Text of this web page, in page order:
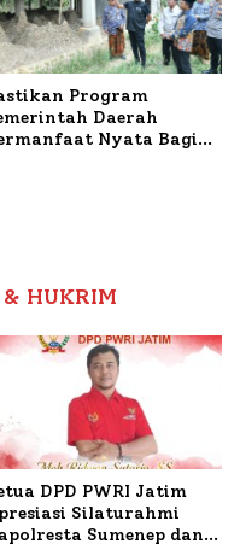
Program
Daerah
Nyata Bagi
HUKRIM
DPD PWRI Jatim
Silaturahmi
Sumenep dan